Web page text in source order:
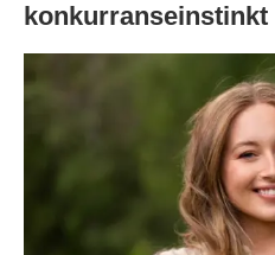
konkurranseinstinkt